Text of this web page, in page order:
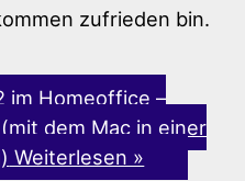
zufrieden bin.
im Homeoffice –
dem Mac in einer
Weiterlesen »